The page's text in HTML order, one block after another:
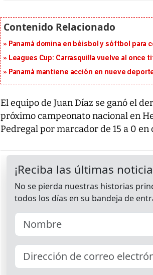
Panamá domina en béisbol y sóftbol para
Leagues Cup: Carrasquilla vuelve al once
Panamá mantiene acción en nueve
El equipo de Juan Díaz se ganó el
próximo campeonato nacional en
Pedregal por marcador de 15 a 0